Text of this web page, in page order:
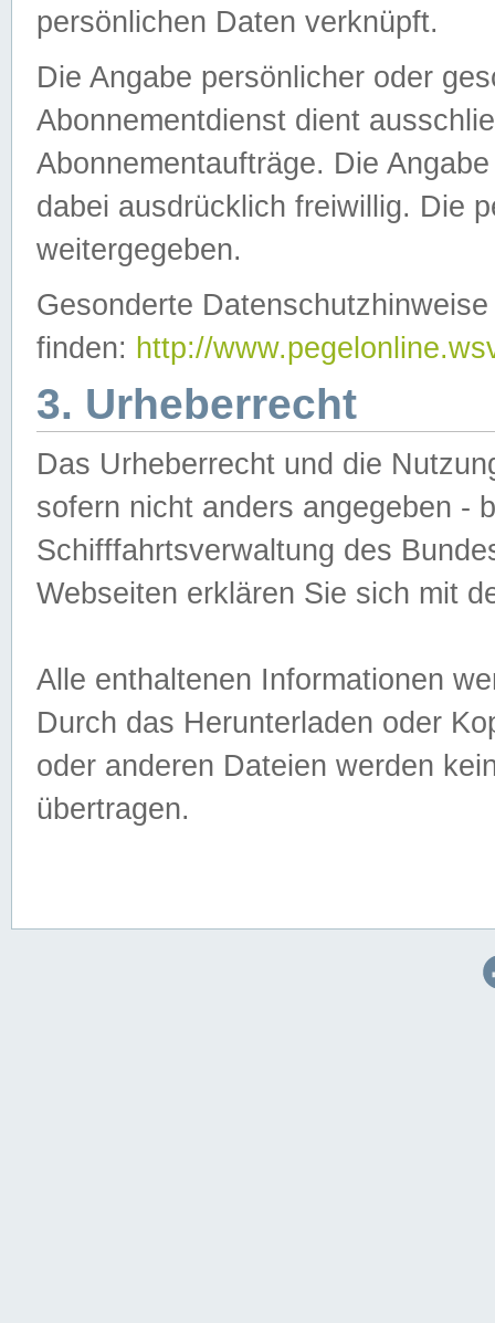
persönlichen Daten verknüpft.
Die Angabe persönlicher oder
Abonnementdienst dient
Abonnementaufträge. Die
dabei ausdrücklich freiwillig. Die
weitergegeben.
Gesonderte
finden: http://
3. Urheberrecht
Das Urheberrecht und die
sofern nicht anders angegeben -
Schifffahrtsverwaltung des
Webseiten erklären Sie sich mit
Alle enthaltenen Informationen
Durch das Herunterladen oder
oder anderen Dateien werden
übertragen.